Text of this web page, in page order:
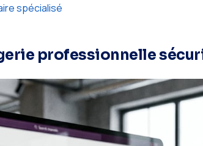
spécialisé
professionnelle